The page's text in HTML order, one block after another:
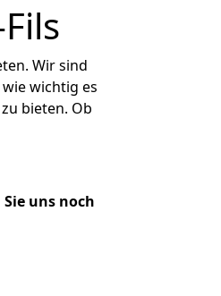
Wir sind
wichtig es
bieten. Ob
uns noch